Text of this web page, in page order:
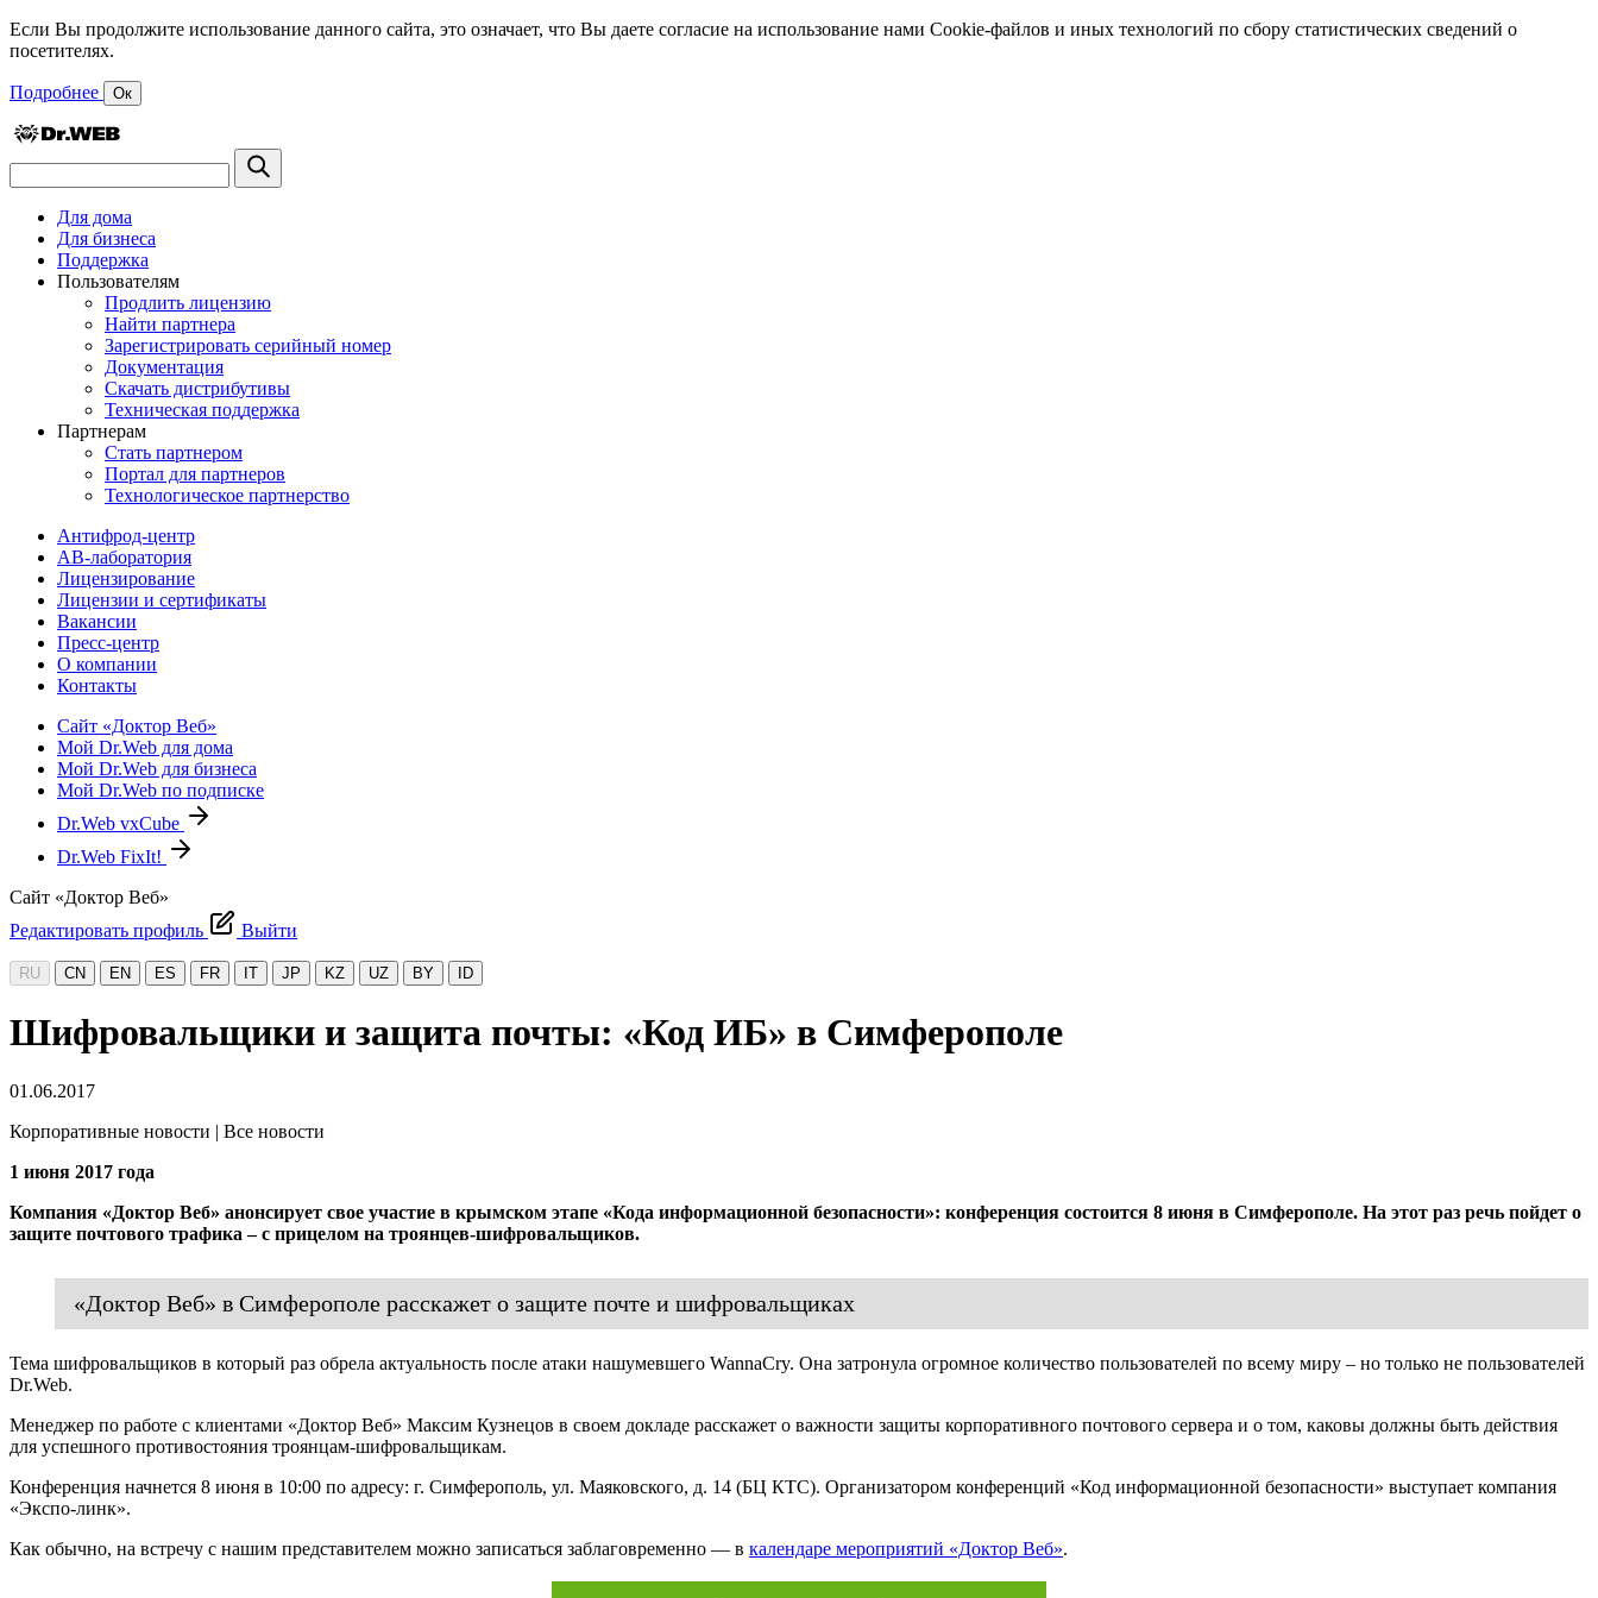
Если Вы продолжите использование данного сайта, это означает, что Вы даете согласие на использование нами Cookie-файлов и иных технологий по сбору статистических сведений о
посетителях.
Подробнее Ок
Для дома
Для бизнеса
Поддержка
Пользователям
Продлить лицензию
Найти партнера
Зарегистрировать серийный номер
Документация
Скачать дистрибутивы
Техническая поддержка
Партнерам
Стать партнером
Портал для партнеров
Технологическое партнерство
Антифрод-центр
АВ-лаборатория
Лицензирование
Лицензии и сертификаты
Вакансии
Пресс-центр
О компании
Контакты
Сайт «Доктор Веб»
Мой Dr.Web для дома
Мой Dr.Web для бизнеса
Мой Dr.Web по подписке
Dr.Web vxCube
Dr.Web FixIt!
Сайт «Доктор Веб»
Редактировать профиль
Выйти
RU CN EN ES FR IT JP KZ UZ BY ID
Шифровальщики и защита почты: «Код ИБ» в Симферополе
01.06.2017
Корпоративные новости | Все новости
1 июня 2017 года
Компания «Доктор Веб» анонсирует свое участие в крымском этапе «Кода информационной безопасности»: конференция состоится 8 июня в Симферополе. На этот раз речь пойдет о
защите почтового трафика – с прицелом на троянцев-шифровальщиков.
«Доктор Веб» в Симферополе расскажет о защите почте и шифровальщиках
Тема шифровальщиков в который раз обрела актуальность после атаки нашумевшего WannaCry. Она затронула огромное количество пользователей по всему миру – но только не пользователей
Dr.Web.
Менеджер по работе с клиентами «Доктор Веб» Максим Кузнецов в своем докладе расскажет о важности защиты корпоративного почтового сервера и о том, каковы должны быть действия
для успешного противостояния троянцам-шифровальщикам.
Конференция начнется 8 июня в 10:00 по адресу: г. Симферополь, ул. Маяковского, д. 14 (БЦ КТС). Организатором конференций «Код информационной безопасности» выступает компания
«Экспо-линк».
Как обычно, на встречу с нашим представителем можно записаться заблаговременно — в календаре мероприятий «Доктор Веб».